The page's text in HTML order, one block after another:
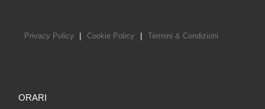
Privacy Policy Cookie Policy Termini & Condizioni
ORARI